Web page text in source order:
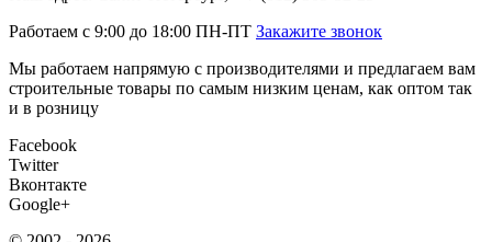
Работаем с 9:00 до 18:00 ПН-ПТ Закажите звонок
Мы работаем напрямую с производителями и предлагаем вам
строительные товары по самым низким ценам, как оптом так
и в розницу
Facebook
Twitter
Вконтакте
Google+